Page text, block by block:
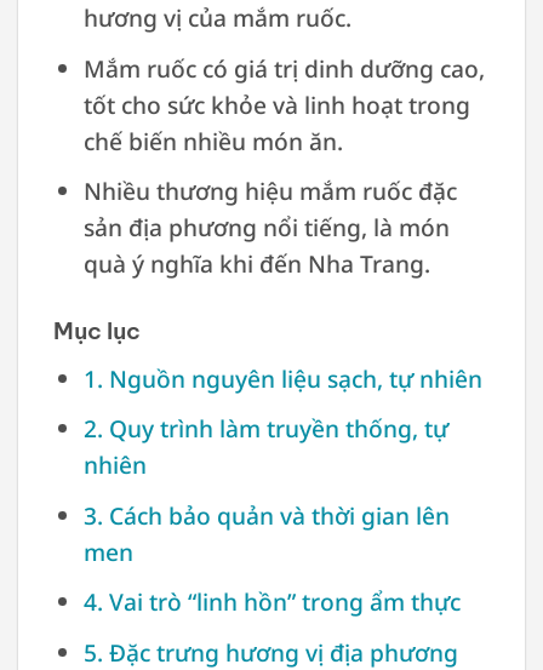
hương vị của mắm ruốc.
Mắm ruốc có giá trị dinh dưỡng cao,
tốt cho sức khỏe và linh hoạt trong
chế biến nhiều món ăn.
Nhiều thương hiệu mắm ruốc đặc
sản địa phương nổi tiếng, là món
quà ý nghĩa khi đến Nha Trang.
Mục lục
1. Nguồn nguyên liệu sạch, tự nhiên
2. Quy trình làm truyền thống, tự
nhiên
3. Cách bảo quản và thời gian lên
men
4. Vai trò “linh hồn” trong ẩm thực
5. Đặc trưng hương vị địa phương